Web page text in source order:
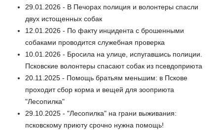
29.01.2026 - В Печорах полиция и волонтеры спасли
двух истощенных собак
12.01.2026 - По факту инцидента с брошенными
собаками проводится служебная проверка
10.01.2026 - Бросила на улице, испугавшись полиции.
Псковские волонтеры спасают собак из псевдоприюта
20.11.2025 - Помощь братьям меньшим: в Пскове
проходит сбор корма и вещей для зооприюта
"Лесопилка"
29.10.2025 - "Лесопилка" на грани выживания:
псковскому приюту срочно нужна помощь!